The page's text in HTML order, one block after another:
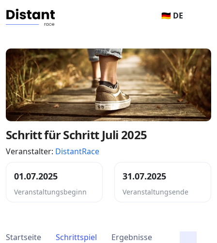
🇩🇪 DE
Schritt für Schritt Juli 2025
Veranstalter: DistantRace
01.07.2025
Veranstaltungsbeginn
31.07.2025
Veranstaltungsende
Startseite Schrittspiel Ergebnisse